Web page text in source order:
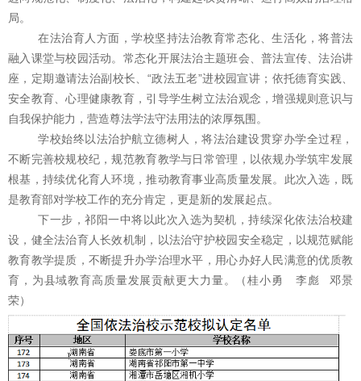
局。
在法治育人方面，学校坚持法治教育常态化、生活化，将普法
融入课堂与校园活动。常态化开展法治主题班会、普法宣传、法治讲
座，定期邀请法治副校长、 “政法五老”进校园宣讲；依托德育实践、
安全教育、心理健康教育，引导学生树立法治观念，增强规则意识与
自我保护能力，营造尊法学法守法用法的浓厚氛围。
学校始终以法治护航立德树人，将法治建设贯穿办学全过程，
不断完善校规校纪，规范教育教学与日常管理，以依规办学筑牢发展
根基，持续优化育人环境，推动教育事业高质量发展。此次入选，既
是教育部对学校工作的充分肯定，更是新的发展起点。
下一步，祁阳一中将以此次入选为契机，持续深化依法治校建
设，健全法治育人长效机制，以法治守护校园安全稳定，以规范赋能
教育教学提质，不断提升办学治理水平，用心办好人民满意的优质教
育，为县域教育高质量发展贡献更大力量。（桂小勇 李彪
邓景
荣）